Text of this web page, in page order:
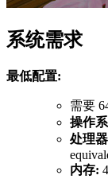
系统需求
最低配置:
需要
操作
处理
内存: